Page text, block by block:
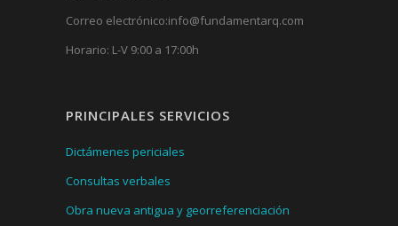
Correo electrónico:info@fundamentarq.com
Horario: L-V 9:00 a 17:00h
PRINCIPALES SERVICIOS
Dictámenes periciales
Consultas verbales
Obra nueva antigua y georreferenciación